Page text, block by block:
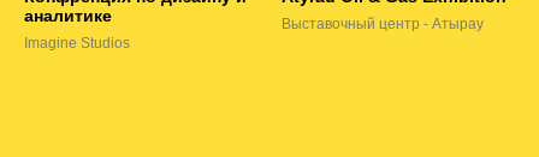
аналитике
Imagine Studios
Выставочный центр - Атырау